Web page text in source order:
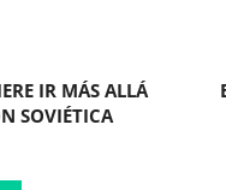
IR MÁS ALLÁ
SOVIÉTICA